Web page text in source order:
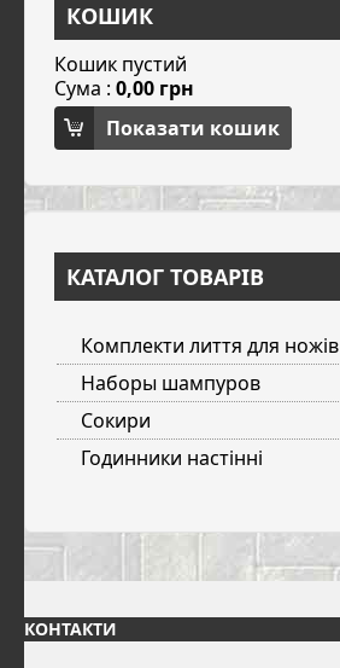
КОШИК
Кошик пустий
Сума : 0,00 грн
Показати кошик
КАТАЛОГ ТОВАРІВ
Комплекти лиття для ножів
Наборы шампуров
Сокири
Годинники настінні
КОНТАКТИ